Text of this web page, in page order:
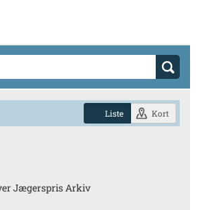
Liste Kort
Jægerspris Arkiv